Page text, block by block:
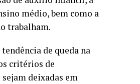
médio, bem como a
trabalham.
de queda na
critérios de
deixadas em